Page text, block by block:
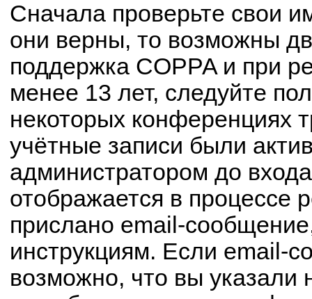
Сначала проверьте свои
они верны, то возможны
поддержка COPPA и при
менее 13 лет, следуйте
некоторых конференциях
учётные записи были
администратором до
отображается в процессе
прислано email-
инструкциям. Если email-
возможно, что вы